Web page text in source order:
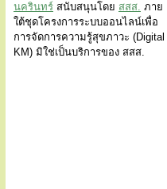
นครินทร์ สนับสนุนโดย สสส. ภาย
ใต้ชุดโครงการระบบออนไลน์เพื่อ
การจัดการความรู้สุขภาวะ (Digital
KM) มิใช่เป็นบริการของ สสส.